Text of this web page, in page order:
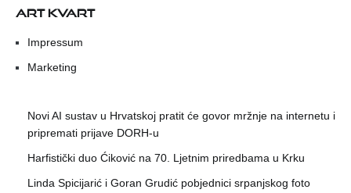
ART KVART
Impressum
Marketing
Novi AI sustav u Hrvatskoj pratit će govor mržnje na internetu i
pripremati prijave DORH-u
Harfistički duo Ćiković na 70. Ljetnim priredbama u Krku
Linda Spicijarić i Goran Grudić pobjednici srpanjskog foto